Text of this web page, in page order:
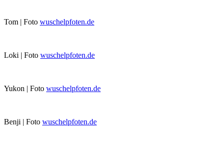
Tom | Foto wuschelpfoten.de
Loki | Foto wuschelpfoten.de
Yukon | Foto wuschelpfoten.de
Benji | Foto wuschelpfoten.de